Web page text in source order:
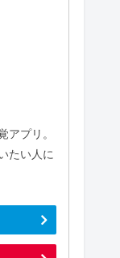
アプリ。
たい人に